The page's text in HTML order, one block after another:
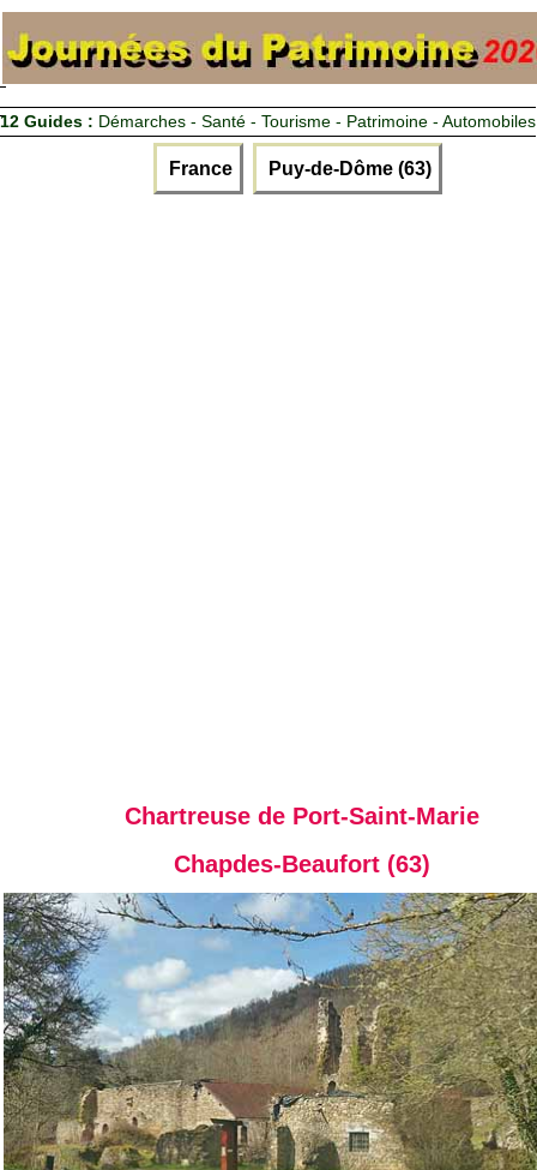
12 Guides : Démarches - Santé - Tourisme - Patrimoine - Automobiles
France Puy-de-Dôme (63)
Chartreuse de Port-Saint-Marie
Chapdes-Beaufort (63)